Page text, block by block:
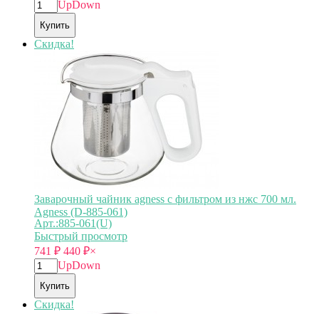
UpDown
Купить
Скидка!
Заварочный чайник agness с фильтром из нжс 700 мл.
Agness (D-885-061)
Арт.:885-061(U)
Быстрый просмотр
741 ₽ 440 ₽×
UpDown
Купить
Скидка!